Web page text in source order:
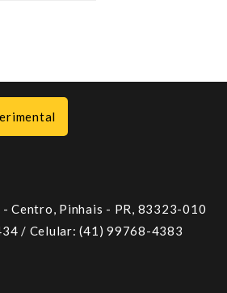
Centro, Pinhais - PR, 83323-010
/ Celular: (41) 99768-4383